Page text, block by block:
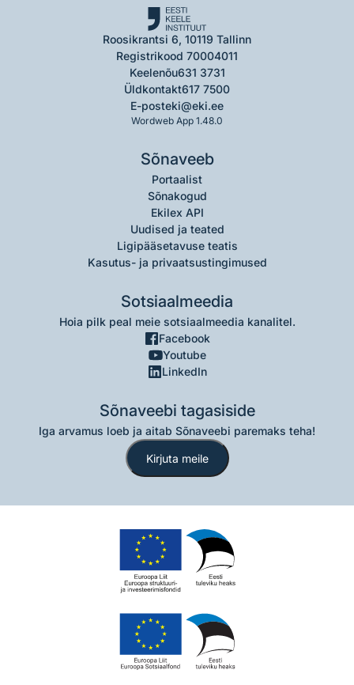
Roosikrantsi 6, 10119 Tallinn
Registrikood 70004011
Keelenõu631 3731
Üldkontakt617 7500
E-posteki@eki.ee
Wordweb App 1.48.0
Sõnaveeb
Portaalist
Sõnakogud
Ekilex API
Uudised ja teated
Ligipääsetavuse teatis
Kasutus- ja privaatsustingimused
Sotsiaalmeedia
Hoia pilk peal meie sotsiaalmeedia kanalitel.
Facebook
Youtube
LinkedIn
Sõnaveebi tagasiside
Iga arvamus loeb ja aitab Sõnaveebi paremaks teha!
Kirjuta meile